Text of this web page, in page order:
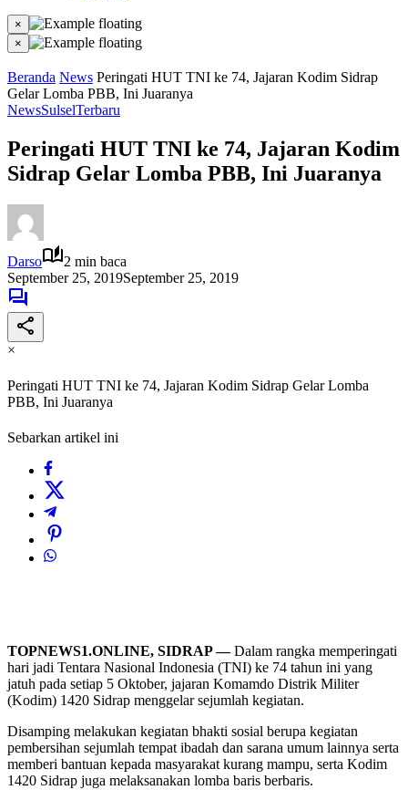
×
×
Beranda News Peringati HUT TNI ke 74, Jajaran Kodim Sidrap
Gelar Lomba PBB, Ini Juaranya
NewsSulselTerbaru
Peringati HUT TNI ke 74, Jajaran Kodim
Sidrap Gelar Lomba PBB, Ini Juaranya
Darso
2 min baca
September 25, 2019September 25, 2019
×
Peringati HUT TNI ke 74, Jajaran Kodim Sidrap Gelar Lomba
PBB, Ini Juaranya
Sebarkan artikel ini
TOPNEWS1.ONLINE, SIDRAP —Dalam rangka memperingati
hari jadi Tentara Nasional Indonesia (TNI) ke 74 tahun ini yang
jatuh pada setiap 5 Oktober, jajaran Komamdo Distrik Militer
(Kodim) 1420 Sidrap menggelar sejumlah kegiatan.
Disamping melakukan kegiatan bhakti sosial berupa kegiatan
pembersihan sejumlah tempat ibadah dan sarana umum lainnya serta
memberi bantuan kepada masyarakat kurang mampu, serta Kodim
1420 Sidrap juga melaksanakan lomba baris berbaris.